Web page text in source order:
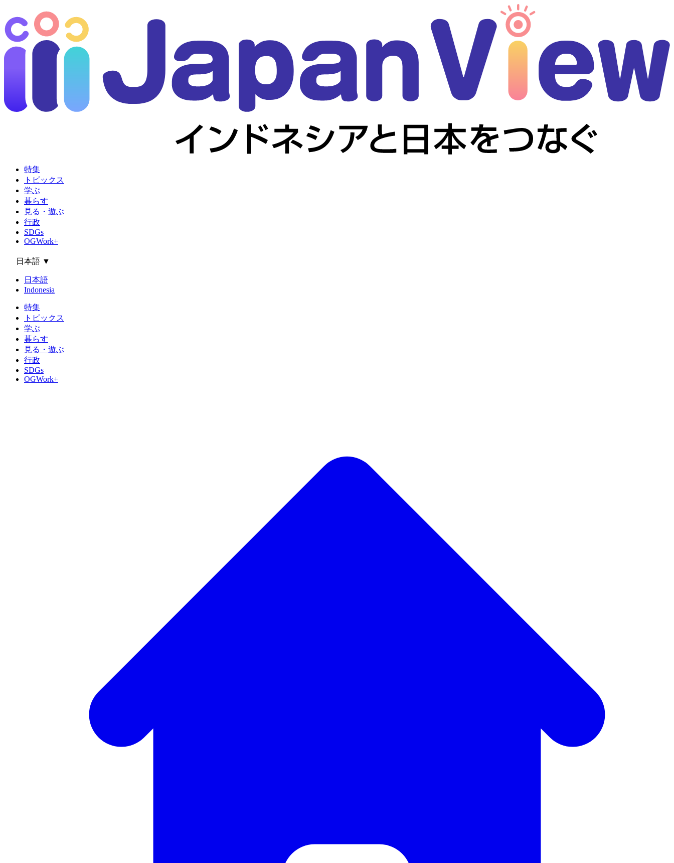
特集
トピックス
学ぶ
暮らす
見る・遊ぶ
行政
SDGs
OGWork+
日本語 ▼
日本語
Indonesia
特集
トピックス
学ぶ
暮らす
見る・遊ぶ
行政
SDGs
OGWork+